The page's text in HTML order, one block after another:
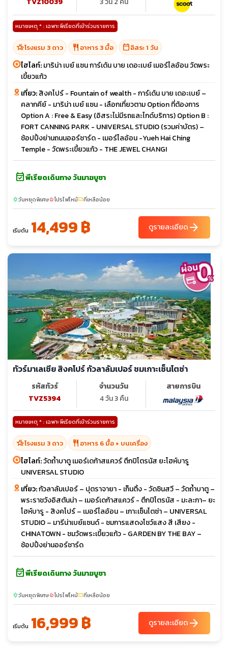
หมายเหตุ * : เฉพาะพีเรียดที่เข้าร่วมรายการ
hotel_classโรงแรม 3 ดาว restaurant อาหาร 3 มื้อ calendar_todayอิสระ 1 วัน
ไฮไลท์:มาริน่า เบย์ แซน การ์เด้น บาย เดอะเบย์ เมอร์ไลอ้อน วัดพระ
เขี้ยวแก้ว
เที่ยว:สิงคโปร์ - Fountain of wealth - การ์เด้น บาย เดอะเบย์ –
คลากคีย์ - มาริน่า เบย์ แซน - เลือกเที่ยวตาม Option ที่ต้องการ
Option A : Free & Easy (อิสระไม่มีรถและไกด์บริการ) Option B :
FORT CANNING PARK - UNIVERSAL STUDIO (รวมค่าบัตร) –
ช้อปปิ้งย่านถนนออร์ชาร์ด - เมอร์ไลอ้อน -Yueh Hai Ching
Temple - วัดพระเขี้ยวแก้ว - THE JEWEL CHANGI
event_availableพีเรียดเดินทาง วันมาฆบูชา
sunnyวันหยุดพิเศษlocal_fire_departmentโปรไฟไหม้confirmation_numberที่เหลือน้อย
เริ่มต้น 14,499 ฿ ดูรายละเอียดarrow_forward
ทัวร์มาเลเซีย สิงคโปร์ กัวลาลัมเปอร์ ชมเกาะเซ็นโตซ่า
รหัสทัวร์
TVZ5394
จำนวนวัน
4 วัน 3 คืน
สายการบิน
หมายเหตุ * : เฉพาะพีเรียดที่เข้าร่วมรายการ
hotel_classโรงแรม 3 ดาว restaurant อาหาร 6 มื้อ + บนเครื่อง
ไฮไลท์:วัดถ้ำบาตู เมอร์เดก้าสแควร์ ตึกปิโตรนัส ยะโฮห์บารู
UNIVERSAL STUDIO
เที่ยว:กัวลาลัมเปอร์ – ปุตราจายา - เก็นติ้ง - วัดชินสวี – วัดถ้ำบาตู –
พระราชวังอิสตันน่า – เมอร์เดก้าสแควร์ - ตึกปิโตรนัส - มะละกา– ยะ
โฮห์บารู - สิงคโปร์ – เมอร์ไลอ้อน – เกาะเซ็นโตซ่า – UNIVERSAL
STUDIO – มารีน่าเบย์แซนด์ - ชมการแสดงโชว์แสง สี เสียง -
CHINATOWN - ชมวัดพระเขี้ยวแก้ว - GARDEN BY THE BAY –
ช้อปปิ้งย่านออร์ชาร์ด
event_availableพีเรียดเดินทาง วันมาฆบูชา
sunnyวันหยุดพิเศษlocal_fire_departmentโปรไฟไหม้confirmation_numberที่เหลือน้อย
เริ่มต้น 16,999 ฿ ดูรายละเอียดarrow_forward